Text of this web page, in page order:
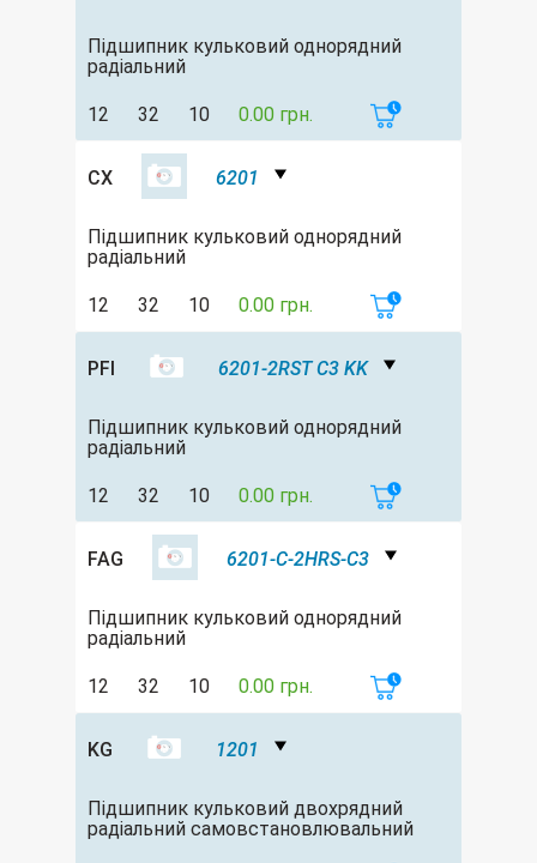
Підшипник кульковий однорядний
радіальний
12 32 10 0.00 грн.
CX 6201
Підшипник кульковий однорядний
радіальний
12 32 10 0.00 грн.
PFI 6201-2RST C3 KK
Підшипник кульковий однорядний
радіальний
12 32 10 0.00 грн.
FAG 6201-C-2HRS-C3
Підшипник кульковий однорядний
радіальний
12 32 10 0.00 грн.
KG 1201
Підшипник кульковий двохрядний
радіальний самовстановлювальний